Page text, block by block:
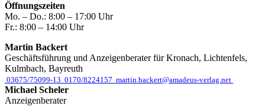
Öffnungszeiten
Mo. – Do.: 8:00 – 17:00 Uhr
Fr.: 8:00 – 14:00 Uhr
Martin Backert
Geschäftsführung und Anzeigenberater für Kronach, Lichtenfels,
Kulmbach, Bayreuth
03675/75099-13 0170/8224157 martin.backert@amadeus-verlag.net
Michael Scheler
Anzeigenberater